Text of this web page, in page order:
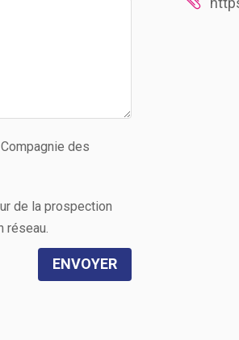
des
de la prospection
réseau.
ENVOYER